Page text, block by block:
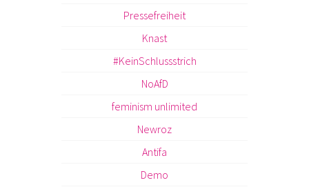
Pressefreiheit
Knast
#KeinSchlussstrich
NoAfD
feminism unlimited
Newroz
Antifa
Demo